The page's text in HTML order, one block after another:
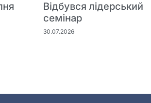
Відбувся лідерський
семінар
30.07.2026